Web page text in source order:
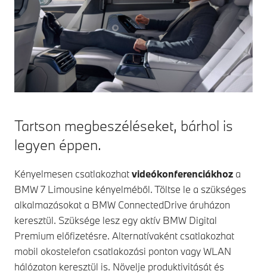
Tartson megbeszéléseket, bárhol is
legyen éppen.
Kényelmesen csatlakozhatvideókonferenciákhoz a
BMW 7 Limousine kényelméből. Töltse le a szükséges
alkalmazásokat a BMW ConnectedDrive áruházon
keresztül. Szüksége lesz egy aktív BMW Digital
Premium előfizetésre. Alternatívaként csatlakozhat
mobil okostelefon csatlakozási ponton vagy WLAN
hálózaton keresztül is. Növelje produktivitását és